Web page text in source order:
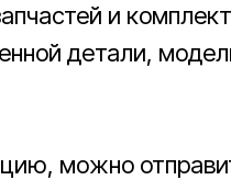
и
детали,
можно